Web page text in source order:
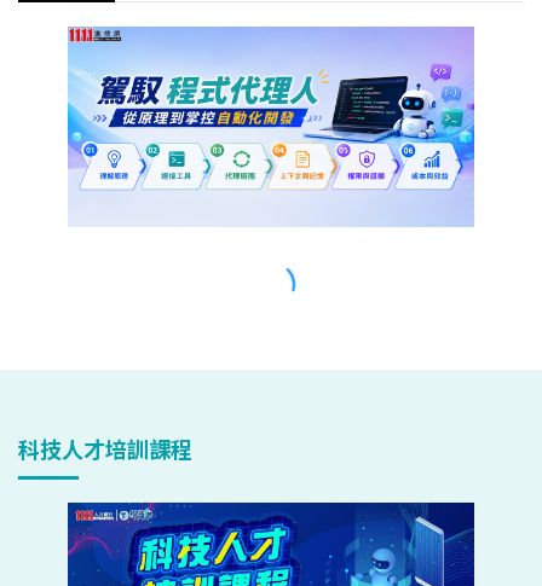
科技人才培訓課程